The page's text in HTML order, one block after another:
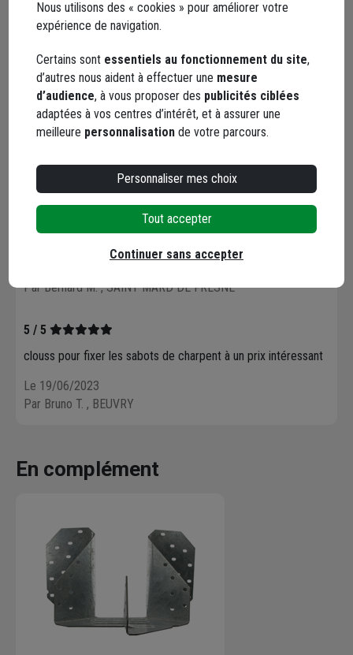
Par Thierry D., WEISLINGEN
5 / 5
Ces pointes sont d'excellente qualité et conformes à la fiche
produit.
Le 06/07/2023
5 / 5
Ces pointes sont d'excellente qualité et conformes à la fiche
Par Bernard M., SAINT MARD DE FRESNE
5 / 5
clouss pour fixer les sabots de charpent à un prix intéressant
Le 19/06/2023
Par Bruno T. , BEUVRY
En complément
Nous utilisons des « cookies » pour améliorer votre
expérience de navigation.
Certains sont essentiels au fonctionnement du site,
d’autres nous aident à effectuer une mesure
d’audience, à vous proposer des publicités ciblées
adaptées à vos centres d’intérêt, et à assurer une
meilleure personnalisation de votre parcours.
Personnaliser mes choix
Tout accepter
Continuer sans accepter